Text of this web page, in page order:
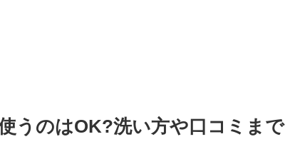
うのはOK?洗い方や口コミまで